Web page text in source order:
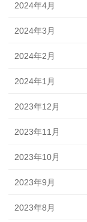
2024年4月
2024年3月
2024年2月
2024年1月
2023年12月
2023年11月
2023年10月
2023年9月
2023年8月